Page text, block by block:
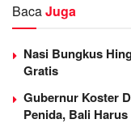
BacaJuga
Nasi Bungkus
Gratis
Gubernur Koster
Penida, Bali